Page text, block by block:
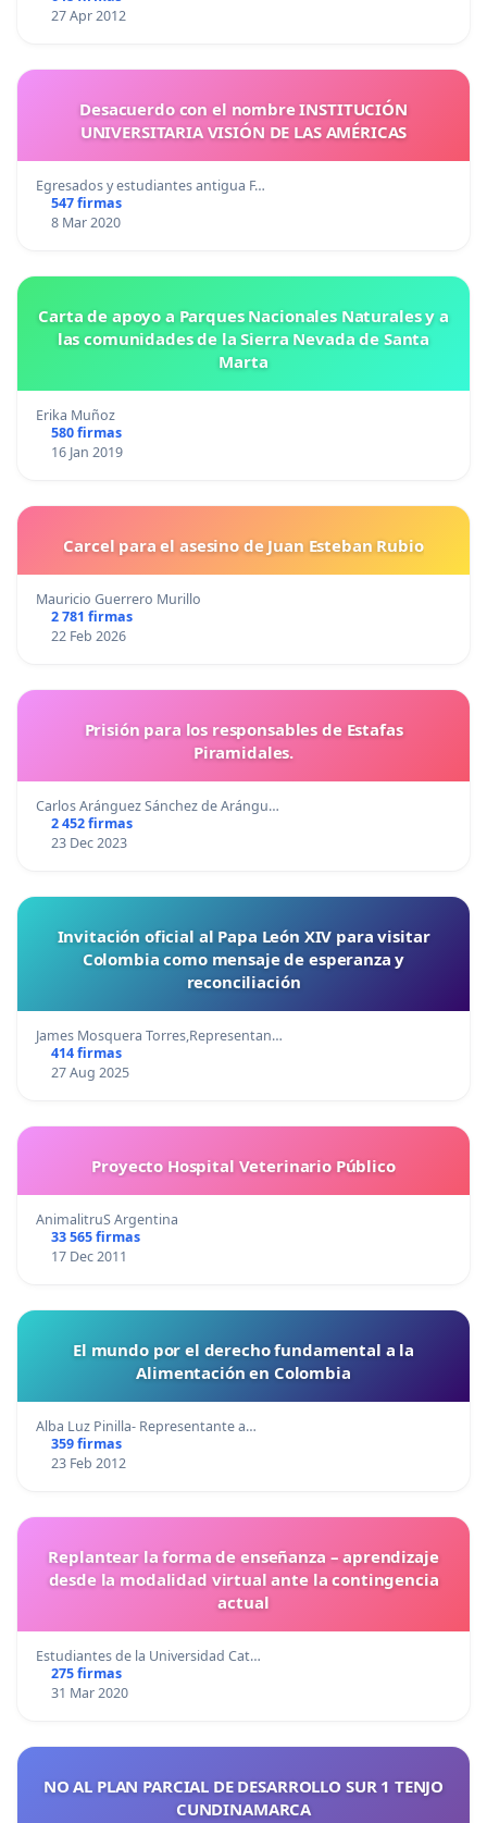
27 Apr 2012
Desacuerdo con el nombre INSTITUCIÓN
UNIVERSITARIA VISIÓN DE LAS AMÉRICAS
Egresados y estudiantes antigua F…
547 firmas
8 Mar 2020
Carta de apoyo a Parques Nacionales Naturales y a
las comunidades de la Sierra Nevada de Santa
Marta
Erika Muñoz
580 firmas
16 Jan 2019
Carcel para el asesino de Juan Esteban Rubio
Mauricio Guerrero Murillo
2 781 firmas
22 Feb 2026
Prisión para los responsables de Estafas
Piramidales.
Carlos Aránguez Sánchez de Arángu…
2 452 firmas
23 Dec 2023
Invitación oficial al Papa León XIV para visitar
Colombia como mensaje de esperanza y
reconciliación
James Mosquera Torres,Representan…
414 firmas
27 Aug 2025
Proyecto Hospital Veterinario Público
AnimalitruS Argentina
33 565 firmas
17 Dec 2011
El mundo por el derecho fundamental a la
Alimentación en Colombia
Alba Luz Pinilla- Representante a…
359 firmas
23 Feb 2012
Replantear la forma de enseñanza – aprendizaje
desde la modalidad virtual ante la contingencia
actual
Estudiantes de la Universidad Cat…
275 firmas
31 Mar 2020
NO AL PLAN PARCIAL DE DESARROLLO SUR 1 TENJO
CUNDINAMARCA